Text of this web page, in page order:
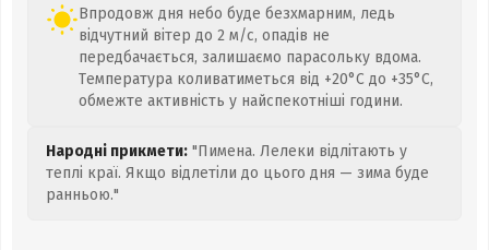
Впродовж дня небо буде безхмарним, ледь
відчутний вітер до 2 м/с, опадів не
передбачається, залишаємо парасольку вдома.
Температура коливатиметься від +20°C до +35°C,
обмежте активність у найспекотніші години.
Народні прикмети: "Пимена. Лелеки відлітають у
теплі краї. Якщо відлетіли до цього дня — зима буде
ранньою."